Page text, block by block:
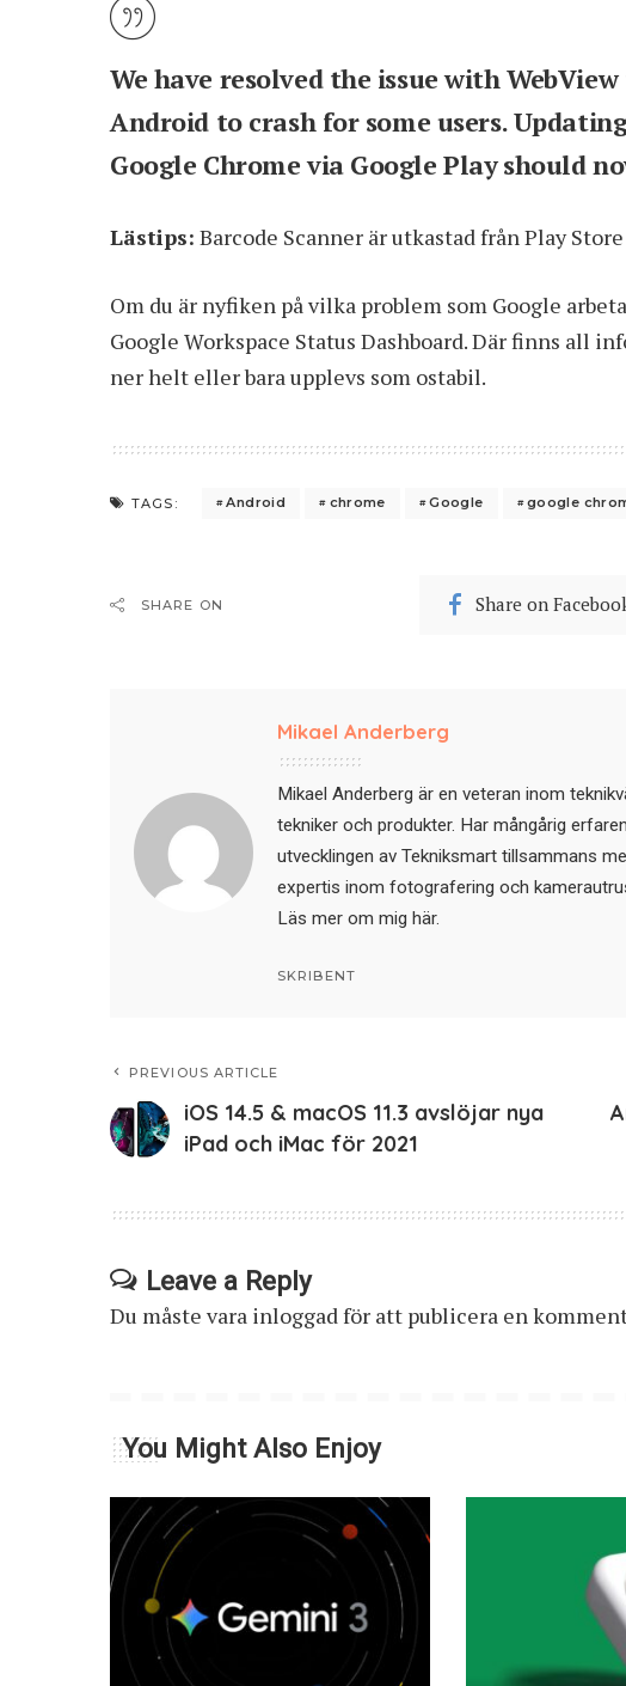
We have resolved the issue with
Android to crash for some users.
Google Chrome via Google Play should
Lästips: Barcode Scanner är utkastad från Play
Om du är nyfiken på vilka problem som Google
Google Workspace Status Dashboard. Där finns all
ner helt eller bara upplevs som ostabil.
TAGS: Android chrome Google google
SHARE ON Share on
Mikael Anderberg
Mikael Anderberg är en veteran inom
tekniker och produkter. Har mångårig
utvecklingen av Tekniksmart tillsammans
expertis inom fotografering och
Läs mer om mig här.
SKRIBENT
PREVIOUS ARTICLE
iOS 14.5 & macOS 11.3 avslöjar nya
iPad och iMac för 2021
Leave a Reply
Du måste vara inloggadför att publicera en
You Might Also Enjoy